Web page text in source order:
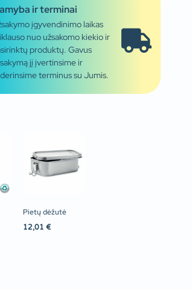
ir terminai
įgyvendinimo laikas
nuo užsakomo kiekio ir
produktų. Gavus
jį įvertinsime ir
terminus su Jumis.
Pietų dėžutė
12,01 €